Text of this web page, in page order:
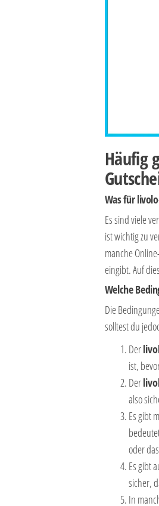
Häufig
Was für
Es sind viele
ist wichtig zu
manche
eingibt. Auf
Welche
Die
solltest du
Der
ist,
Der
also
Es gibt
oder
Es gibt
sicher,
In